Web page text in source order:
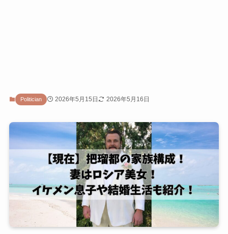
Politician 2026年5月15日 2026年5月16日